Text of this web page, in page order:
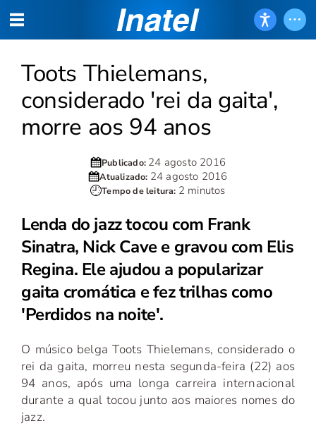
Toots Thielemans,
considerado 'rei da gaita',
morre aos 94 anos
Publicado: 24 agosto 2016
Atualizado: 24 agosto 2016
Tempo de leitura: 2 minutos
Lenda do jazz tocou com Frank
Sinatra, Nick Cave e gravou com Elis
Regina. Ele ajudou a popularizar
gaita cromática e fez trilhas como
'Perdidos na noite'.
O músico belga Toots Thielemans, considerado o
rei da gaita, morreu nesta segunda-feira (22) aos
94 anos, após uma longa carreira internacional
durante a qual tocou junto aos maiores nomes do
jazz.